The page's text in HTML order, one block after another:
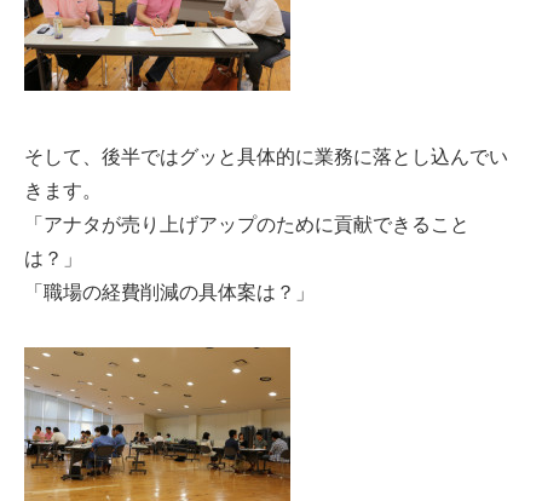
そして、後半ではグッと具体的に業務に落とし込んでい
きます。
「アナタが売り上げアップのために貢献できること
は？」
「職場の経費削減の具体案は？」